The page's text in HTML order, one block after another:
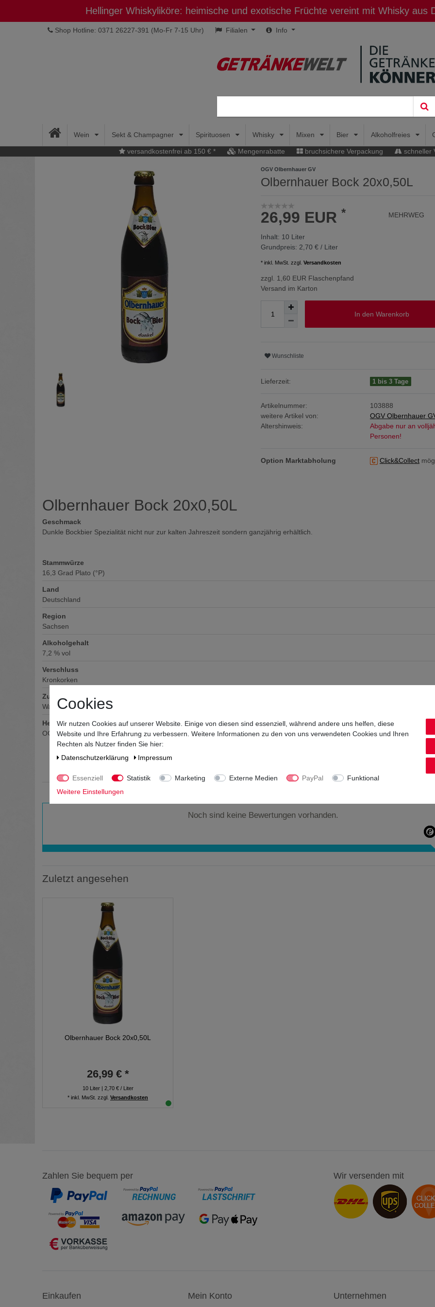
Hellinger Whiskyliköre: heimische und exotische Früchte vereint mit Whisky aus
Shop Hotline: 0371 26227-391 (Mo-Fr 7-15 Uhr) Filialen Info
Wein Sekt & Champagner Spirituosen Whisky Mixen Bier Alkoholfreies
versandkostenfrei ab 150 € * Mengenrabatte bruchsichere Verpackung schneller
OGV Olbernhauer GV
Olbernhauer Bock 20x0,50L
26,99 EUR *
Inhalt: 10 Liter
Grundpreis: 2,70 € / Liter
MEHRWEG
* inkl. MwSt. zzgl. Versandkosten
zzgl. 1,60 EUR Flaschenpfand
Versand im Karton
In den Warenkorb
Wunschliste
Lieferzeit: 1 bis 3 Tage
Artikelnummer:
103888
weitere Artikel von:
OGV Olbernhauer
Altershinweis:
Abgabe nur an
Personen!
Option Marktabholung Click&Collect
Olbernhauer Bock 20x0,50L
Geschmack
Dunkle Bockbier Spezialität nicht nur zur kalten Jahreszeit sondern ganzjährig erhältlich.
Stammwürze
16,3 Grad Plato (°P)
Land
Deutschland
Region
Sachsen
Alkoholgehalt
7,2 % vol
Verschluss
Kronkorken
Zutaten / Allergene
Wasser, GERSTENmalz, Hopfen
Hersteller / Importeur
OGV Olbernhauer Getränke Vertrieb Inh. Peter Tippmann, Blumenauer Straße 25, 09526 Olbernhau
Noch sind keine Bewertungen vorhanden.
Zuletzt angesehen
Olbernhauer Bock 20x0,50L
26,99 € *
10Liter| 2,70 € / Liter
* inkl. MwSt. zzgl. Versandkosten
Zahlen Sie bequem per Wir versenden mit
Einkaufen Mein Konto Unternehmen
Cookies
Wir nutzen Cookies auf unserer Website. Einige von diesen sind essenziell, während andere uns helfen, diese
Website und Ihre Erfahrung zu verbessern. Weitere Informationen zu den von uns verwendeten Cookies und Ihren
Rechten als Nutzer finden Sie hier:
Daten­schutz­erklärung
Impressum
Essenziell Statistik Marketing Externe Medien PayPal
Funktional
Weitere Einstellungen